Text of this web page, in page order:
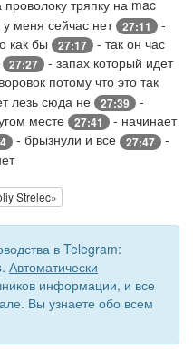
тряпку на mac
меня сейчас нет 27:11
-
как бы
27:17
- так он час
27:27
- запах который идет
потому что это так
лезь сюда не 27:39
-
месте
27:41
- начинает
- брызнули и все 27:47
-
Strelec»
в Telegram:
. Автоматически
информации, и все
Вы узнаете обо всем